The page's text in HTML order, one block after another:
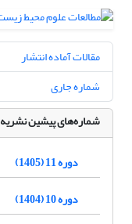
مقالات آماده انتشار
شماره جاری
شماره‌های پیشین نشریه
دوره 11 (1405)
دوره 10 (1404)